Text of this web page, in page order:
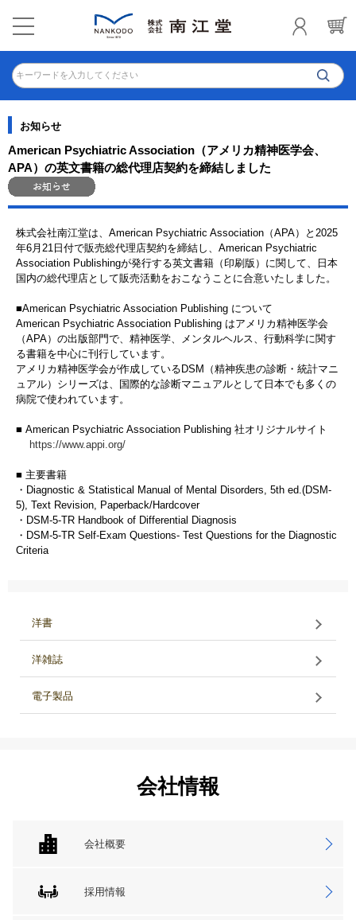
キーワードを入力してください
お知らせ
American Psychiatric Association（アメリカ精神医学会、
APA）の英文書籍の総代理店契約を締結しました
株式会社南江堂は、American Psychiatric Association（APA）と2025
年6月21日付で販売総代理店契約を締結し、American Psychiatric
Association Publishingが発行する英文書籍（印刷版）に関して、日本
国内の総代理店として販売活動をおこなうことに合意いたしました。
■American Psychiatric Association Publishing について
American Psychiatric Association Publishing はアメリカ精神医学会
（APA）の出版部門で、精神医学、メンタルヘルス、行動科学に関す
る書籍を中心に刊行しています。
アメリカ精神医学会が作成しているDSM（精神疾患の診断・統計マニ
ュアル）シリーズは、国際的な診断マニュアルとして日本でも多くの
病院で使われています。
■ American Psychiatric Association Publishing 社オリジナルサイト
https://www.appi.org/
■ 主要書籍
・Diagnostic & Statistical Manual of Mental Disorders, 5th ed.(DSM-
5), Text Revision, Paperback/Hardcover
・DSM-5-TR Handbook of Differential Diagnosis
・DSM-5-TR Self-Exam Questions- Test Questions for the Diagnostic
Criteria
洋書
洋雑誌
電子製品
会社情報
会社概要
採用情報